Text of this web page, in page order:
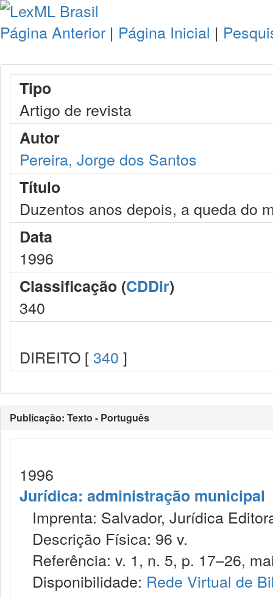
Página Anterior | Página Inicial |
Tipo
Artigo de revista
Autor
Pereira, Jorge dos Santos
Título
Duzentos anos depois, a queda do
Data
1996
Classificação (CDDir)
340
DIREITO [ 340 ]
Publicação: Texto - Português
1996
Jurídica: administração municipal
Imprenta: Salvador, Jurídica
Descrição Física: 96 v.
Referência: v. 1, n. 5, p. 17–26,
Disponibilidade: Rede Virtual de